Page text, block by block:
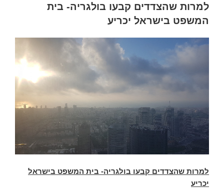
למרות שהצדדים קבעו בולגריה- בית
המשפט בישראל יכריע
למרות שהצדדים קבעו בולגריה- בית המשפט בישראל
יכריע